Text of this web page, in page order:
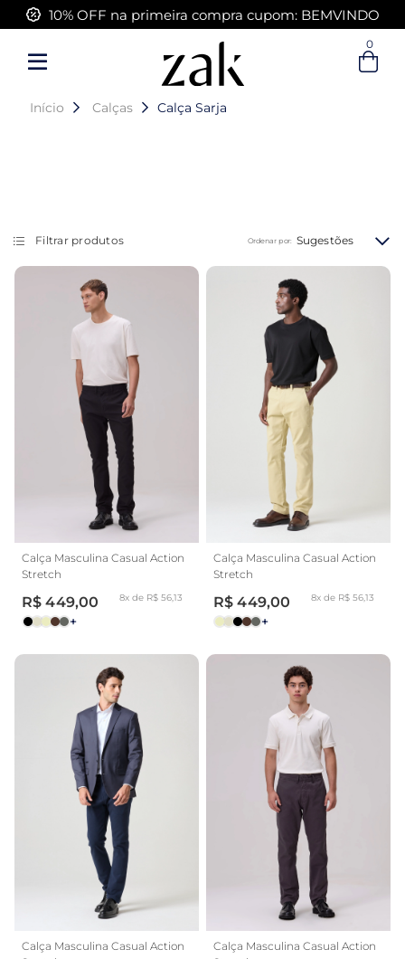
FRETE GRÁTIS acima de R$ 399,00
0
Início Calças Calça Sarja
Filtrar produtos Sugestões
Ordenar por:
Calça Masculina Casual Action
Stretch
R$ 449,00 8x de R$ 56,13
+
Calça Masculina Casual Action
Stretch
R$ 449,00 8x de R$ 56,13
+
Calça Masculina Casual Action
Calça Masculina Casual Action